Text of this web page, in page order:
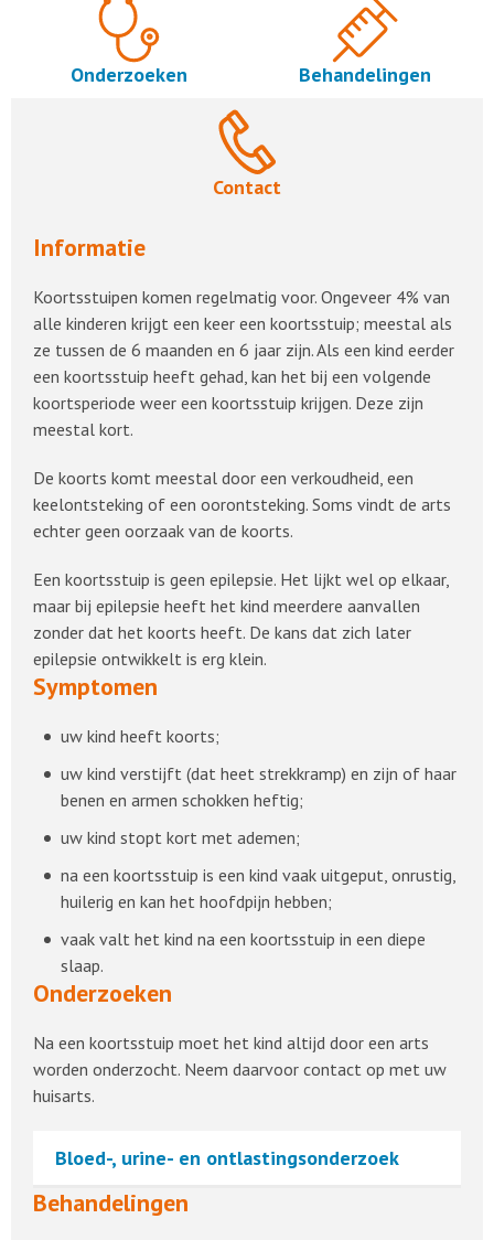
Onderzoeken Behandelingen
Contact
Informatie
Koortsstuipen komen regelmatig voor. Ongeveer 4% van
alle kinderen krijgt een keer een koortsstuip; meestal als
ze tussen de 6 maanden en 6 jaar zijn. Als een kind eerder
een koortsstuip heeft gehad, kan het bij een volgende
koortsperiode weer een koortsstuip krijgen. Deze zijn
meestal kort.
De koorts komt meestal door een verkoudheid, een
keelontsteking of een oorontsteking. Soms vindt de arts
echter geen oorzaak van de koorts.
Een koortsstuip is geen epilepsie. Het lijkt wel op elkaar,
maar bij epilepsie heeft het kind meerdere aanvallen
zonder dat het koorts heeft. De kans dat zich later
epilepsie ontwikkelt is erg klein.
Symptomen
uw kind heeft koorts;
uw kind verstijft (dat heet strekkramp) en zijn of haar
benen en armen schokken heftig;
uw kind stopt kort met ademen;
na een koortsstuip is een kind vaak uitgeput, onrustig,
huilerig en kan het hoofdpijn hebben;
vaak valt het kind na een koortsstuip in een diepe
slaap.
Onderzoeken
Na een koortsstuip moet het kind altijd door een arts
worden onderzocht. Neem daarvoor contact op met uw
huisarts.
Bloed-, urine- en ontlastingsonderzoek
Behandelingen